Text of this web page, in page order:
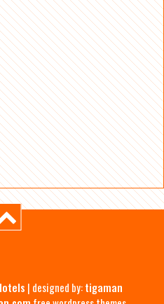
| designed by:tigaman